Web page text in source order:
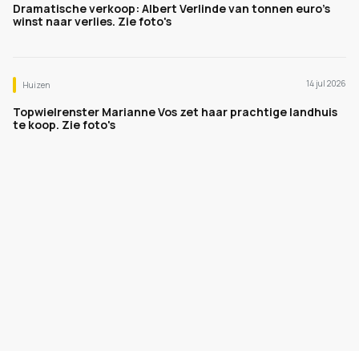
Dramatische verkoop: Albert Verlinde van tonnen euro's
winst naar verlies. Zie foto's
Huizen 14 jul 2026
Topwielrenster Marianne Vos zet haar prachtige landhuis
te koop. Zie foto's